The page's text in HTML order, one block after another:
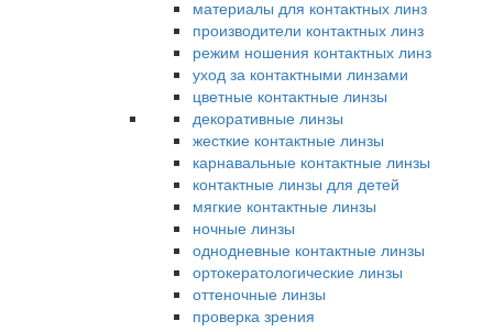
материалы для контактных линз
производители контактных линз
режим ношения контактных линз
уход за контактными линзами
цветные контактные линзы
декоративные линзы
жесткие контактные линзы
карнавальные контактные линзы
контактные линзы для детей
мягкие контактные линзы
ночные линзы
однодневные контактные линзы
ортокератологические линзы
оттеночные линзы
проверка зрения